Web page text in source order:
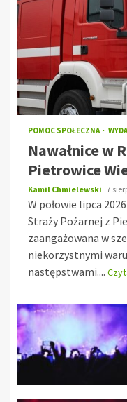
POMOC SPOŁECZNA
Nawałnice w
Pietrowice
Kamil Chmielewski 7
W połowie lipca
Straży Pożarnej z
zaangażowana w
niekorzystnymi
następstwami....